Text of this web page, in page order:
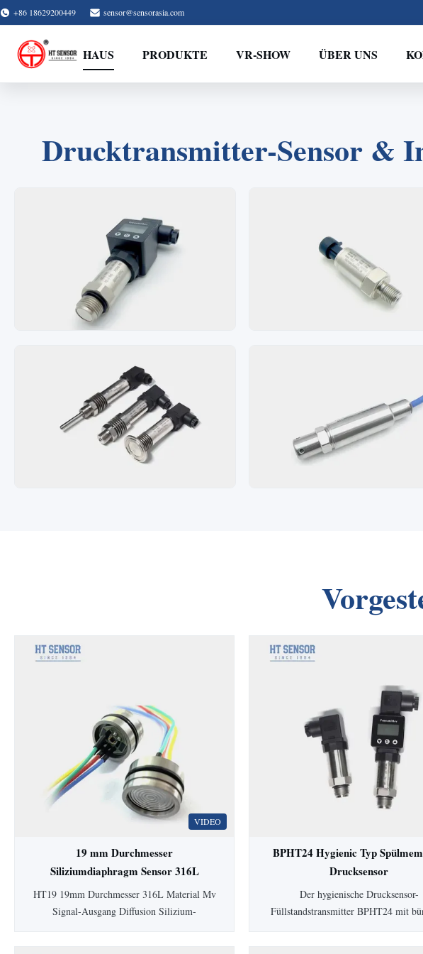
+86 18629200449 sensor@sensorasia.com
HAUS PRODUKTE VR-SHOW ÜBER UNS
Drucktransmitter-Sensor &
VIDEO
19 mm Durchmesser
Siliziumdiaphragm Sensor 316L
Piezoresistiver Drucksensor
HT19 19mm Durchmesser 316L Material Mv
Signal-Ausgang Diffusion Silizium-
BPHT24 Hygienic Typ
Drucksensor
Füllstandsdrucktransmitter
Der hygienische Drucksensor-
Füllstandstransmitter BPHT24 mit